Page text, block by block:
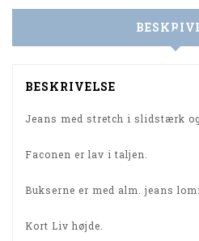
BESKRIVELSE
Jeans med stretch i slidstærk
Faconen er lav i taljen.
Bukserne er med alm. jeans
Kort Liv højde.